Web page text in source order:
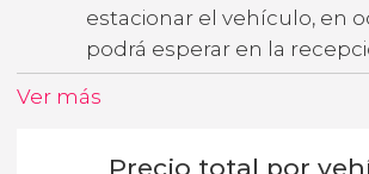
estacionar el vehículo, en
podrá esperar en la
Ver más
Precio total por